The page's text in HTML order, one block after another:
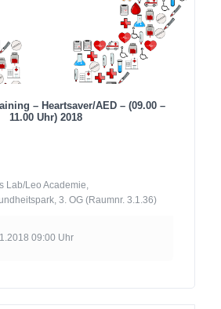
– Heartsaver/AED – (09.00 –
11.00 Uhr) 2018
Lab/Leo Academie,
3. OG (Raumnr. 3.1.36)
09:00 Uhr